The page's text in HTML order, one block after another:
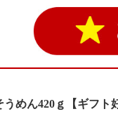
めん420ｇ【ギフト